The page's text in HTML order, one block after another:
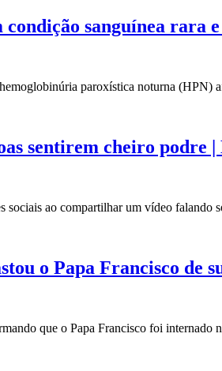
sanguínea rara
paroxística noturna (HPN)
sentirem cheiro podre
sociais ao compartilhar um vídeo falando
o Papa Francisco de
que o Papa Francisco foi